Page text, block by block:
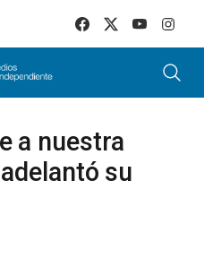
a nuestra
su